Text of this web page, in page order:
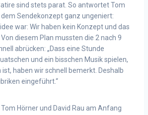
sind stets parat. So antwortet Tom
Sendekonzept ganz ungeniert:
war: Wir haben kein Konzept und das
diesem Plan mussten die 2 nach 9
abrücken: „Dass eine Stunde
und ein bisschen Musik spielen,
haben wir schnell bemerkt. Deshalb
eingeführt.“
Hörner und David Rau am Anfang